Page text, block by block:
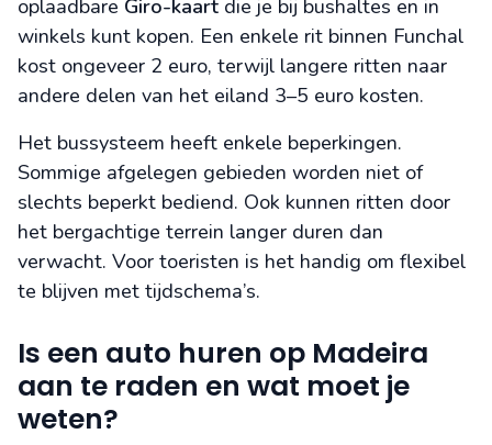
oplaadbare Giro-kaart die je bij bushaltes en in
winkels kunt kopen. Een enkele rit binnen Funchal
kost ongeveer 2 euro, terwijl langere ritten naar
andere delen van het eiland 3–5 euro kosten.
Het bussysteem heeft enkele beperkingen.
Sommige afgelegen gebieden worden niet of
slechts beperkt bediend. Ook kunnen ritten door
het bergachtige terrein langer duren dan
verwacht. Voor toeristen is het handig om flexibel
te blijven met tijdschema’s.
Is een auto huren op Madeira
aan te raden en wat moet je
weten?